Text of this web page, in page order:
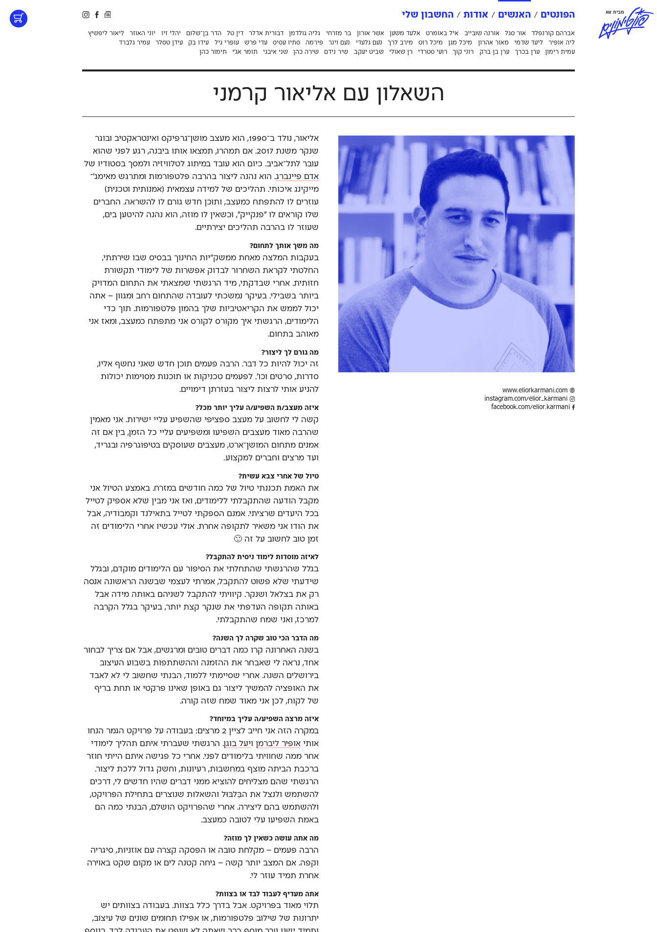
פונטימוניםמבית אאא הפונטים האנשים אודות החשבון שלי
אברהם קורנפלד אור סגל אורנה שובייב איל באומרט אלעד משען אשר אורון בר מזרחי גליה גולדמן דבורית אדלר דין טל הדר בן־שלום יהלי זיו יוני האוזר
ליאור ליפשיץ
ליה אופיר
ליעד שדמי מאור אהרון מיכל מגן מיכל רוט מירב לרך נֹעם גלעדי נֹעם וינר פירמה סתיו עסיס עדי פרש עופרי גיל עידו בק עידן טסלר
עמיר גלברד
עמית רימון
ערן בכרך ערן בן ברק רוני קוך רועי סטרדי רן שאולי שביט יעקב שיר נידם שירה כהן שני איבגי תומר אג׳י תימור כהן
השאלון עם אליאור קרמני
אליאור, נולד ב־1990, הוא מעצב מושן־גרפיקס ואינטראקטיב ובוגר
שנקר משנת 2017. אם תמהרו, תמצאו אותו ביבנה, רגע לפני שהוא
עובר לתל־אביב. כיום הוא עובד במיתוג לטלוויזיה ולמסך בסטודיו של
אדם פיינברג. הוא נהנה ליצור בהרבה פלטפורמות ומתרגש מאימג׳־
מייקינג איכותי. תהליכים של למידה עצמאית (אמנותית וטכנית)
עוזרים לו להתפתח כמעצב, ותוכן חדש גורם לו להשראה. החברים
שלו קוראים לו ״פנקייק״, וכשאין לו מוזה, הוא נהנה להיטען בים,
שעוזר לו בהרבה תהליכים יצירתיים.
מה משך אותך לתחום?
בעקבות המלצה מאחת ממשק׳׳יות החינוך בבסיס שבו שירתתי,
החלטתי לקראת השחרור לבדוק אפשרות של לימודי תקשורת
חזותית. אחרי שבדקתי, מיד הרגשתי שמצאתי את התחום המדויק
ביותר בשבילי. בעיקר נמשכתי לעובדה שהתחום רחב ומגוון – אתה
יכול לממש את הקריאטיביות שלך בהמון פלטפורמות. תוך כדי
הלימודים, הרגשתי איך מקורס לקורס אני מתפתח כמעצב, ומאז אני
מאוהב בתחום.
מה גורם לך ליצור?
זה יכול להיות כל דבר. הרבה פעמים תוכן חדש שאני נחשף אליו,
סדרות, סרטים וכו׳. לפעמים טכניקות או תוכנות מסוימות יכולות
להניע אותי לרצות ליצור בעזרתן דימויים.
איזה מעצב/ת השפיע/ה עליך יותר מכל?
קשה לי לחשוב על מעצב ספציפי שהשפיע עליי ישירות. אני מאמין
שהרבה מאוד מעצבים השפיעו ומשפיעים עליי כל הזמן, בין אם זה
אמנים מתחום המושן־ארט, מעצבים שעוסקים בטיפוגרפיה ובגריד,
ועד מרצים וחברים למקצוע.
טיול של אחרי צבא עשית?
את האמת תכננתי טיול של כמה חודשים במזרח. באמצע הטיול אני
מקבל הודעה שהתקבלתי ללימודים, ואז אני מבין שלא אספיק לטייל
בכל היעדים שרציתי. אמנם הספקתי לטייל בתאילנד וקמבודיה, אבל
את הודו אני משאיר לתקופה אחרת. אולי עכשיו אחרי הלימודים זה
זמן טוב לחשוב על זה 🙂
לאיזה מוסדות לימוד ניסית להתקבל?
בגלל שהרגשתי שהתחלתי את הסיפור עם הלימודים מוקדם, ובגלל
שידעתי שלא פשוט להתקבל, אמרתי לעצמי שבשנה הראשונה אנסה
רק את בצלאל ושנקר. קיוויתי להתקבל לשניהם באותה מידה אבל
באותה תקופה העדפתי את שנקר קצת יותר, בעיקר בגלל הקִרבה
למרכז, ואני שמח שהתקבלתי.
מה הדבר הכי טוב שקרה לך השנה?
בשנה האחרונה קרו כמה דברים טובים ומרגשים, אבל אם צריך לבחור
אחד, נראה לי שאבחר את ההזמנה וההשתתפות בשבוע העיצוב
בירושלים השנה. אחרי שסיימתי ללמוד, הבנתי שחשוב לי לא לאבד
את האופציה להמשיך ליצור גם באופן שאינו פרקטי או תחת בריף
של לקוח, לכן אני מאוד שמח שזה קורה.
איזה מרצה השפיע/ה עליך במיוחד?
במקרה הזה אני חייב לציין 2 מרצים: בעבודה על פרויקט הגמר הנחו
אותיאופיר ליברמן ויעל בוגן. הרגשתי שעברתי איתם תהליך לימודי
אחר ממה שחוויתי בלימודים לפני. אחרי כל פגישה איתם הייתי חוזר
ברכבת הביתה מוצף במחשבות, רעיונות, וחשק גדול ללכת ליצור.
הרגשתי שהם מצליחים להוציא ממני דברים שהיו חדשים לי, דרכים
להשתמש ולנצל את הבִּלבּוּל והשאלות שנוצרים בתחילת הפרויקט,
ולהשתמש בהם ליצירה. אחרי שהפרויקט הושלם, הבנתי כמה הם
באמת השפיעו עלי לטובה כמעצב.
מה אתה עושה כשאין לך מוזה?
הרבה פעמים – מקלחת טובה או הפסקה קצרה עם אוזניות, סיגריה
וקפה. אם המצב יותר קשה – גיחה קטנה לים או מקום שקט באוירה
אחרת תמיד עוזר לי.
אתה מעדיף לעבוד לבד או בצוות?
תלוי מאוד בפרויקט. אבל בדרך כלל בצוות. בעבודה בצוותים יש
יתרונות של שילוב פלטפורמות, או אפילו תחומים שונים של עיצוב,
instagram.com/elior_karmani
facebook.com/elior.karmani